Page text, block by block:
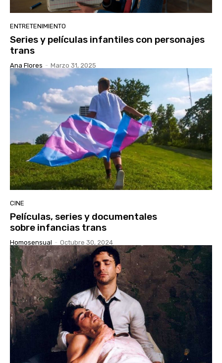
ENTRETENIMIENTO
Series y películas infantiles con personajes
trans
Ana Flores - Marzo 31, 2025
CINE
Películas, series y documentales
sobre infancias trans
Homosensual - Octubre 30, 2024